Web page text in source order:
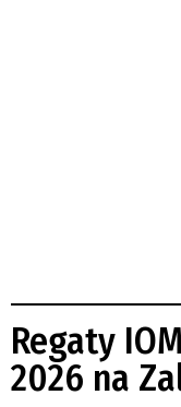
Regaty
2026 na